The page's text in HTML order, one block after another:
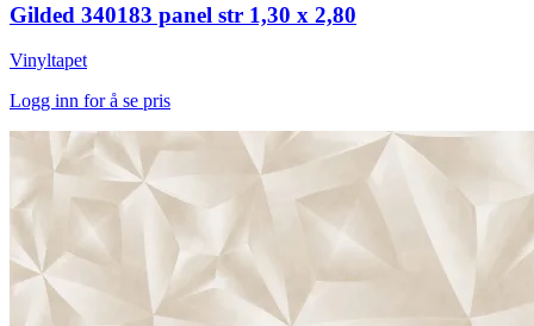
Gilded 340183 panel str 1,30 x 2,80
Vinyltapet
Logg inn for å se pris